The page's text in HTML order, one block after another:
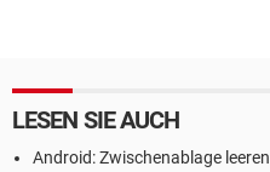
LESEN SIE AUCH
Android: Zwischenablage leeren